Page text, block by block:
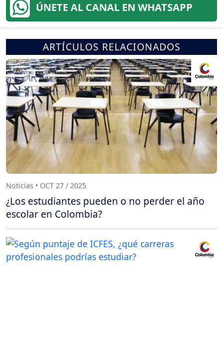
ÚNETE AL CANAL EN WHATSAPP
ARTÍCULOS RELACIONADOS
Noticias • OCT 27 / 2025
¿Los estudiantes pueden o no perder el año
escolar en Colombia?